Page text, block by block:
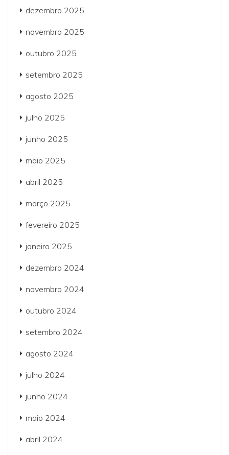
dezembro 2025
novembro 2025
outubro 2025
setembro 2025
agosto 2025
julho 2025
junho 2025
maio 2025
abril 2025
março 2025
fevereiro 2025
janeiro 2025
dezembro 2024
novembro 2024
outubro 2024
setembro 2024
agosto 2024
julho 2024
junho 2024
maio 2024
abril 2024